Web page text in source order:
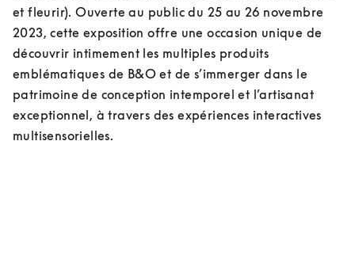
et fleurir). Ouverte au public du 25 au 26 novembre
2023, cette exposition offre une occasion unique de
découvrir intimement les multiples produits
emblématiques de B&O et de s’immerger dans le
patrimoine de conception intemporel et l’artisanat
exceptionnel, à travers des expériences interactives
multisensorielles.